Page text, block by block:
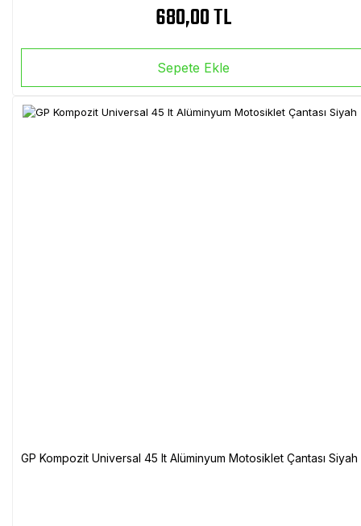
680,00 TL
Sepete Ekle
GP Kompozit Universal 45 lt Alüminyum Motosiklet Çantası Siyah